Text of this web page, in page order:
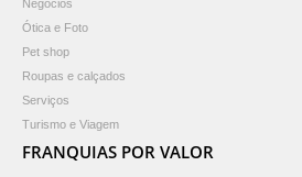
Negócios
Ótica e Foto
Pet shop
Roupas e calçados
Serviços
Turismo e Viagem
FRANQUIAS POR VALOR